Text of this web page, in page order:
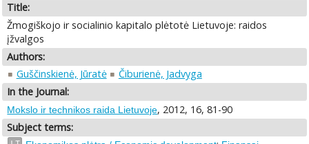
Title:
Žmogiškojo ir socialinio kapitalo plėtotė Lietuvoje: raidos
įžvalgos
Authors:
Guščinskienė, Jūratė
Čiburienė, Jadvyga
In the Journal:
Mokslo ir technikos raida Lietuvoje, 2012, 16, 81-90
Subject terms: